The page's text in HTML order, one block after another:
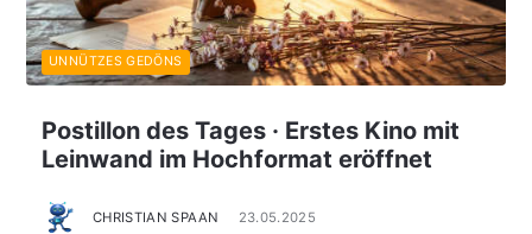
Postillon des Tages · Erstes Kino mit
Leinwand im Hochformat eröffnet
CHRISTIAN SPAAN 23.05.2025
UNNÜTZES GEDÖNS